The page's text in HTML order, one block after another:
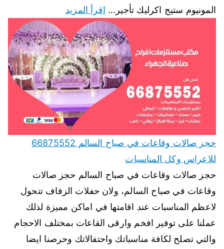
المونيوم ستيج اكرليك تأجير… اقرأ المزيد
حجز صالات وقاعات في صباح السالم 66875552
للاعراس وكل المناسبات
حجز صالات وقاعات في صباح السالم حجز صالات
وقاعات في صباح السالم، ولان حفلات الزفاف تتحول
لاعظم المناسبات عند اقامتها في اماكن مميزة لذلك
عملنا على توفير افخم وارقى القاعات بمختلف الاحجام
والتي تصلح لكافة مناسباتك واحتفالاتك وحرصنا ايضا